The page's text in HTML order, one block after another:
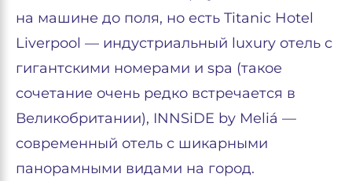
на машине до поля, но есть Titanic Hotel
Liverpool — индустриальный luxury отель с
гигантскими номерами и spa (такое
сочетание очень редко встречается в
Великобритании), INNSiDE by Meliá —
современный отель с шикарными
панорамными видами на город.